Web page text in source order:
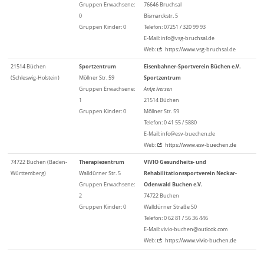
Gruppen Erwachsene:
0
Gruppen Kinder: 0
76646 Bruchsal
Bismarckstr. 5
Telefon: 07251 / 320 99 93
E-Mail: info@vsg-bruchsal.de
Web:
https://www.vsg-bruchsal.de
21514 Büchen
(Schleswig-Holstein)
Sportzentrum
Möllner Str. 59
Gruppen Erwachsene:
1
Gruppen Kinder: 0
Eisenbahner-Sportverein Büchen e.V.
Sportzentrum
Antje Iversen
21514 Büchen
Möllner Str. 59
Telefon: 0 41 55 / 5880
E-Mail: info@esv-buechen.de
Web:
https://www.esv-buechen.de
74722 Buchen (Baden-
Württemberg)
Therapiezentrum
Walldürner Str. 5
Gruppen Erwachsene:
2
Gruppen Kinder: 0
VIVIO Gesundheits- und
Rehabilitationssportverein Neckar-
Odenwald Buchen e.V.
74722 Buchen
Walldürner Straße 50
Telefon: 0 62 81 / 56 36 446
E-Mail: vivio-buchen@outlook.com
Web:
https://www.vivio-buchen.de